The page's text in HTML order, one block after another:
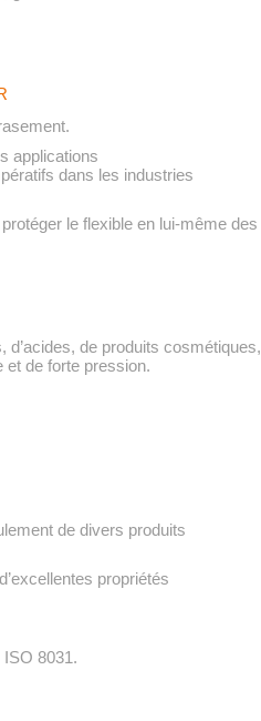
applications
dans les industries
le flexible en lui-même des
de produits cosmétiques,
et de forte pression.
de divers produits
propriétés
8031.